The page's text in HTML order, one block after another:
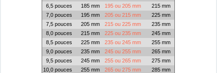
6,5 pouces
185 mm 195 ou 205 mm
215 mm
7,0 pouces
195 mm 205 ou 215 mm
225 mm
7,5 pouces
205 mm 215 ou 225 mm
235 mm
8,0 pouces
215 mm 225 ou 235 mm
245 mm
8,5 pouces
225 mm 235 ou 245 mm
255 mm
9,0 pouces
235 mm 245 ou 255 mm
265 mm
9,5 pouces
245 mm 255 ou 265 mm
275 mm
10,0 pouces
255 mm 265 ou 275 mm
285 mm